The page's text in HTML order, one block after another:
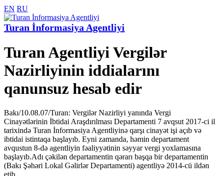
EN RU
Turan İnformasiya Agentliyi
Turan Agentliyi Vergilər
Nazirliyinin iddialarını
qanunsuz hesab edir
Bakı/10.08.07/Turan: Vergilər Nazirliyi yanında Vergi
Cinayətlərinin İbtidai Araşdırılması Departamenti 7 avqsut 2017-ci il
tarixində Turan İnformasiya Agentliyinə qarşı cinayət işi açıb və
ibtidai istintaqa başlayıb. Eyni zamanda, həmin departament
avqustun 8-də agentliyin fəaliyyətinin səyyar vergi yoxlamasına
başlayıb.Adı çəkilən departamentin qərarı başqa bir departamentin
(Bakı Şəhəri Lokal Gəlirlər Departamenti) agentliyə 2014-cü ildən
etib...